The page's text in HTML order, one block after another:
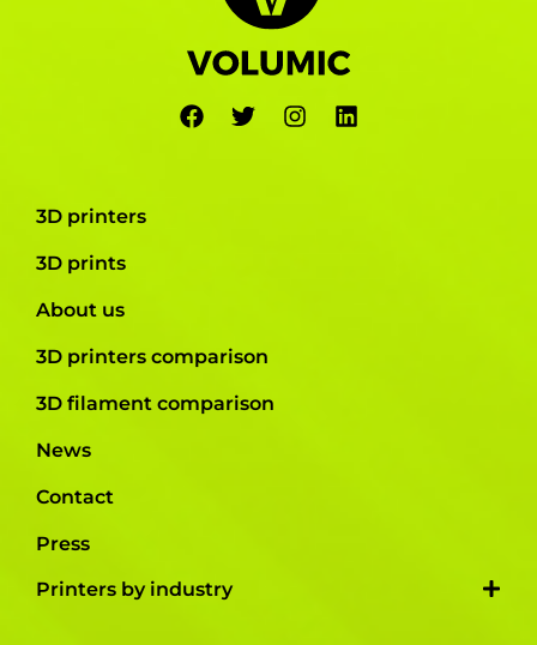
3D printers
3D prints
About us
3D printers comparison
3D filament comparison
News
Contact
Press
Printers by industry